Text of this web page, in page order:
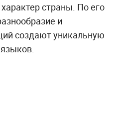
страны. По его
и
создают уникальную